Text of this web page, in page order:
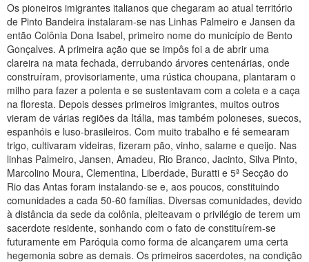
Os pioneiros imigrantes italianos que chegaram ao atual território
de Pinto Bandeira instalaram-se nas Linhas Palmeiro e Jansen da
então Colônia Dona Isabel, primeiro nome do município de Bento
Gonçalves. A primeira ação que se impôs foi a de abrir uma
clareira na mata fechada, derrubando árvores centenárias, onde
construíram, provisoriamente, uma rústica choupana, plantaram o
milho para fazer a polenta e se sustentavam com a coleta e a caça
na floresta. Depois desses primeiros imigrantes, muitos outros
vieram de várias regiões da Itália, mas também poloneses, suecos,
espanhóis e luso-brasileiros. Com muito trabalho e fé semearam
trigo, cultivaram videiras, fizeram pão, vinho, salame e queijo. Nas
linhas Palmeiro, Jansen, Amadeu, Rio Branco, Jacinto, Silva Pinto,
Marcolino Moura, Clementina, Liberdade, Buratti e 5ª Secção do
Rio das Antas foram instalando-se e, aos poucos, constituindo
comunidades a cada 50-60 famílias. Diversas comunidades, devido
à distância da sede da colônia, pleiteavam o privilégio de terem um
sacerdote residente, sonhando com o fato de constituírem-se
futuramente em Paróquia como forma de alcançarem uma certa
hegemonia sobre as demais. Os primeiros sacerdotes, na condição